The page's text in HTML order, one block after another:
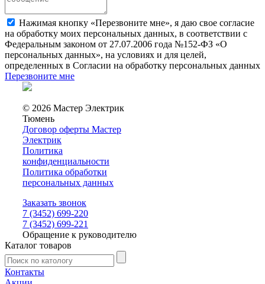
Нажимая кнопку «Перезвоните мне», я даю свое согласие
на обработку моих персональных данных, в соответствии с
Федеральным законом от 27.07.2006 года №152-ФЗ «О
персональных данных», на условиях и для целей,
определенных в Согласии на обработку персональных данных
Перезвоните мне
© 2026 Мастер Электрик
Тюмень
Договор оферты Мастер
Электрик
Политика
конфиденциальности
Политика обработки
персональных данных
Заказать звонок
7 (3452) 699-220
7 (3452) 699-221
Обращение к руководителю
Каталог товаров
Контакты